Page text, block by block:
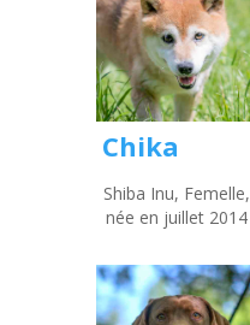
Chika
Shiba Inu, Femelle,
née en juillet 2014